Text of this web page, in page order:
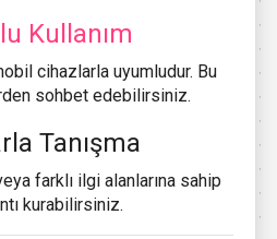
Kullanım
cihazlarla uyumludur. Bu
sohbet edebilirsiniz.
Tanışma
farklı ilgi alanlarına sahip
kurabilirsiniz.